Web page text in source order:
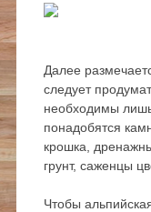
Далее
следует
необходимы
понадобятся
крошка,
грунт, саженцы
Чтобы